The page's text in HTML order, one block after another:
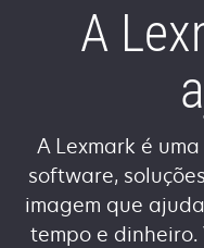
A
A Lexmark é
software,
imagem que
tempo e